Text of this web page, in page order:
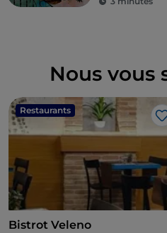
Nous vous
Restaurants
Bistrot Veleno